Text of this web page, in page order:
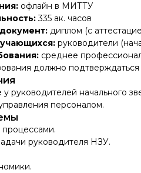
офлайн в МИТТУ
335 ак. часов
диплом (с
руководители
среднее
должно
руководителей начального
персоналом.
руководителя НЗУ.